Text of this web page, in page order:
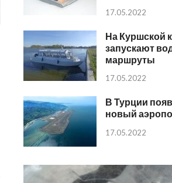
17.05.2022
На Куршской
запускают
маршруты
17.05.2022
В Турции
новый
17.05.2022